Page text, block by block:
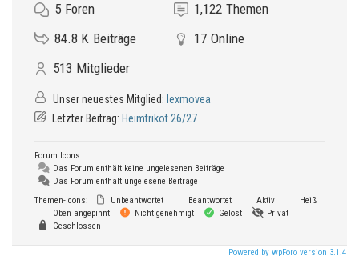
5 Foren 1,122 Themen
84.8 K Beiträge 17 Online
513 Mitglieder
Unser neuestes Mitglied: lexmovea
Letzter Beitrag: Heimtrikot 26/27
Forum Icons:
Das Forum enthält keine ungelesenen Beiträge
Das Forum enthält ungelesene Beiträge
Themen-Icons:
Unbeantwortet Beantwortet Aktiv
Heiß
Oben angepinnt
Nicht genehmigt Gelöst
Privat
Geschlossen
Powered by wpForo version 3.1.4